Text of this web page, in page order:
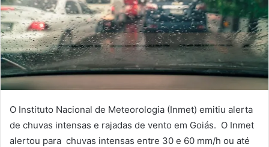
O Instituto Nacional de Meteorologia (Inmet) emitiu alerta
de chuvas intensas e rajadas de vento em Goiás. O Inmet
alertou para chuvas intensas entre 30 e 60 mm/h ou até